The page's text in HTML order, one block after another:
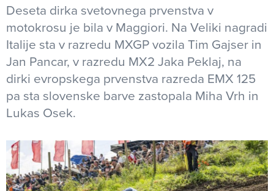
Deseta dirka svetovnega prvenstva v
motokrosu je bila v Maggiori. Na Veliki nagradi
Italije sta v razredu MXGP vozila Tim Gajser in
Jan Pancar, v razredu MX2 Jaka Peklaj, na
dirki evropskega prvenstva razreda EMX 125
pa sta slovenske barve zastopala Miha Vrh in
Lukas Osek.